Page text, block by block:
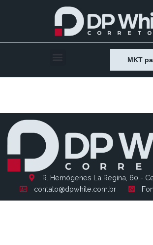
MKT
R. Hemógenes La Regina, 60 -
contato@dpwhite.com.br